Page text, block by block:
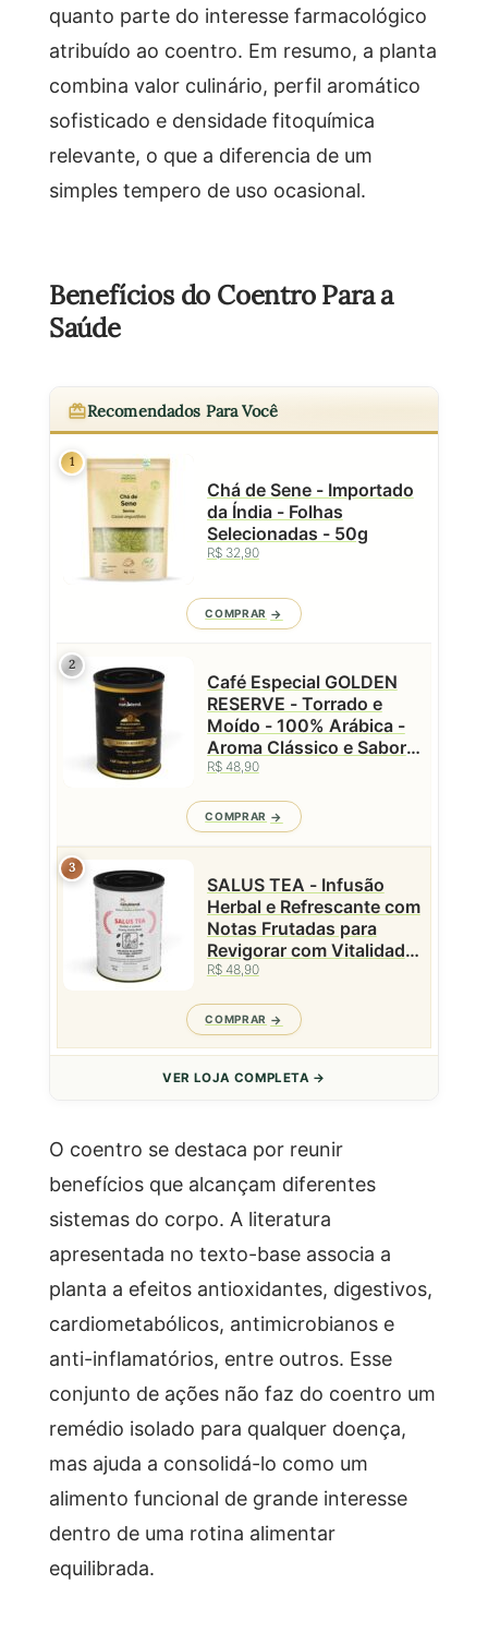
quanto parte do interesse farmacológico
atribuído ao coentro. Em resumo, a planta
combina valor culinário, perfil aromático
sofisticado e densidade fitoquímica
relevante, o que a diferencia de um
simples tempero de uso ocasional.
Benefícios do Coentro Para a
Saúde
Recomendados Para Você
1
Chá de Sene - Importado
da Índia - Folhas
Selecionadas - 50g
R$ 32,90
COMPRAR
2
Café Especial GOLDEN
RESERVE - Torrado e
Moído - 100% Arábica -
Aroma Clássico e Sabor
Equilibrado - Caparaó
Natublend - 100g
R$ 48,90
COMPRAR
3
SALUS TEA - Infusão
Herbal e Refrescante com
Notas Frutadas para
Revigorar com Vitalidade
Natural - Lata - 50g
R$ 48,90
COMPRAR
VER LOJA COMPLETA →
O coentro se destaca por reunir
benefícios que alcançam diferentes
sistemas do corpo. A literatura
apresentada no texto-base associa a
planta a efeitos antioxidantes, digestivos,
cardiometabólicos, antimicrobianos e
anti-inflamatórios, entre outros. Esse
conjunto de ações não faz do coentro um
remédio isolado para qualquer doença,
mas ajuda a consolidá-lo como um
alimento funcional de grande interesse
dentro de uma rotina alimentar
equilibrada.